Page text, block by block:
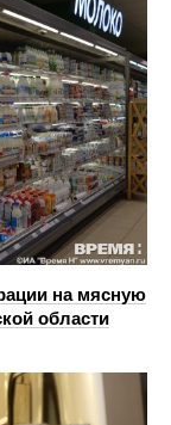
на мясную
области